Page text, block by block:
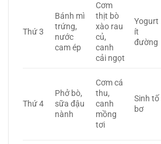
Thứ 3
Bánh mì
trứng,
nước
cam ép
Cơm
thịt bò
xào rau
củ,
canh
cải ngọt
Yogurt
ít
đường
Thứ 4
Phở bò,
sữa đậu
nành
Cơm cá
thu,
canh
mồng
tơi
Sinh tố
bơ